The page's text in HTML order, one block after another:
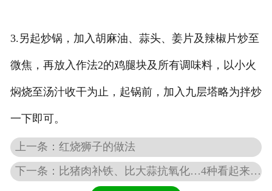
3.另起炒锅，加入胡麻油、蒜头、姜片及辣椒片炒至
微焦，再放入作法2的鸡腿块及所有调味料，以小火
焖烧至汤汁收干为止，起锅前，加入九层塔略为拌炒
一下即可。
上一条：红烧狮子的做法
下一条：比猪肉补铁、比大蒜抗氧化…4种看起来很“脏”的食物，好处不少